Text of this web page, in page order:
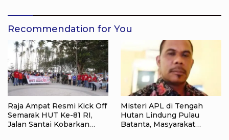
Recommendation for You
Raja Ampat Resmi Kick Off
Semarak HUT Ke-81 RI,
Jalan Santai Kobarkan
Misteri APL di Tengah
Hutan Lindung Pulau
Batanta, Masyarakat